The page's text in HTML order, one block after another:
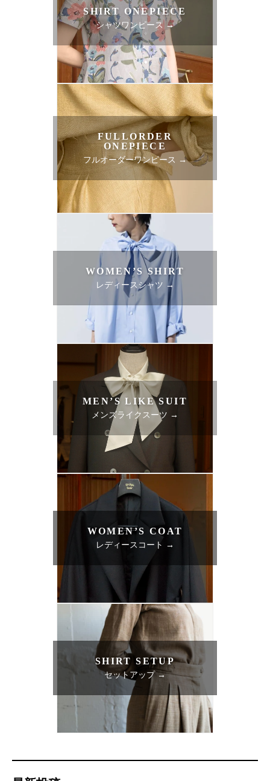
SHIRT ONEPIECE
シャツワンピース →
FULLORDER
ONEPIECE
フルオーダーワンピース →
WOMEN’S SHIRT
レディースシャツ →
MEN’S LIKE SUIT
メンズライクスーツ →
WOMEN’S COAT
レディースコート →
SHIRT SETUP
セットアップ →